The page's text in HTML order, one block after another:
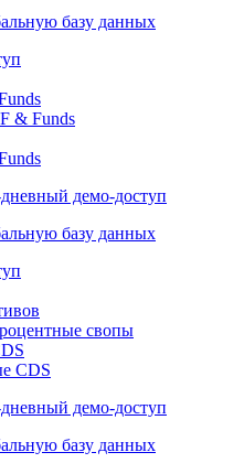
базу данных
& Funds
базу данных
свопы
CDS